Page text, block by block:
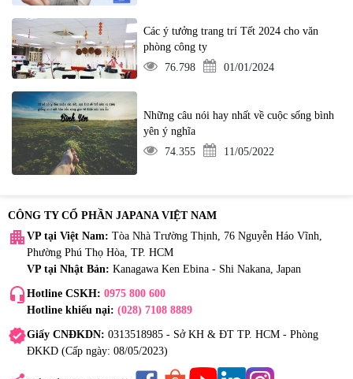
Các ý tưởng trang trí Tết 2024 cho văn
phòng công ty
76.798
01/01/2024
Những câu nói hay nhất về cuộc sống bình
yên ý nghĩa
74.355
11/05/2022
CÔNG TY CỔ PHẦN JAPANA VIỆT NAM
apartment VP tại Việt Nam: Tòa Nhà Trường Thịnh, 76 Nguyễn Háo Vĩnh,
Phường Phú Thọ Hòa, TP. HCM
VP tại Nhật Bản: Kanagawa Ken Ebina - Shi Nakana, Japan
headset_mic Hotline CSKH: 0975 800 600
Hotline khiếu nại: (028) 7108 8889
verifiedGiấy CNĐKDN: 0313518985 - Sở KH & ĐT TP. HCM - Phòng
ĐKKD (Cấp ngày: 08/05/2023)